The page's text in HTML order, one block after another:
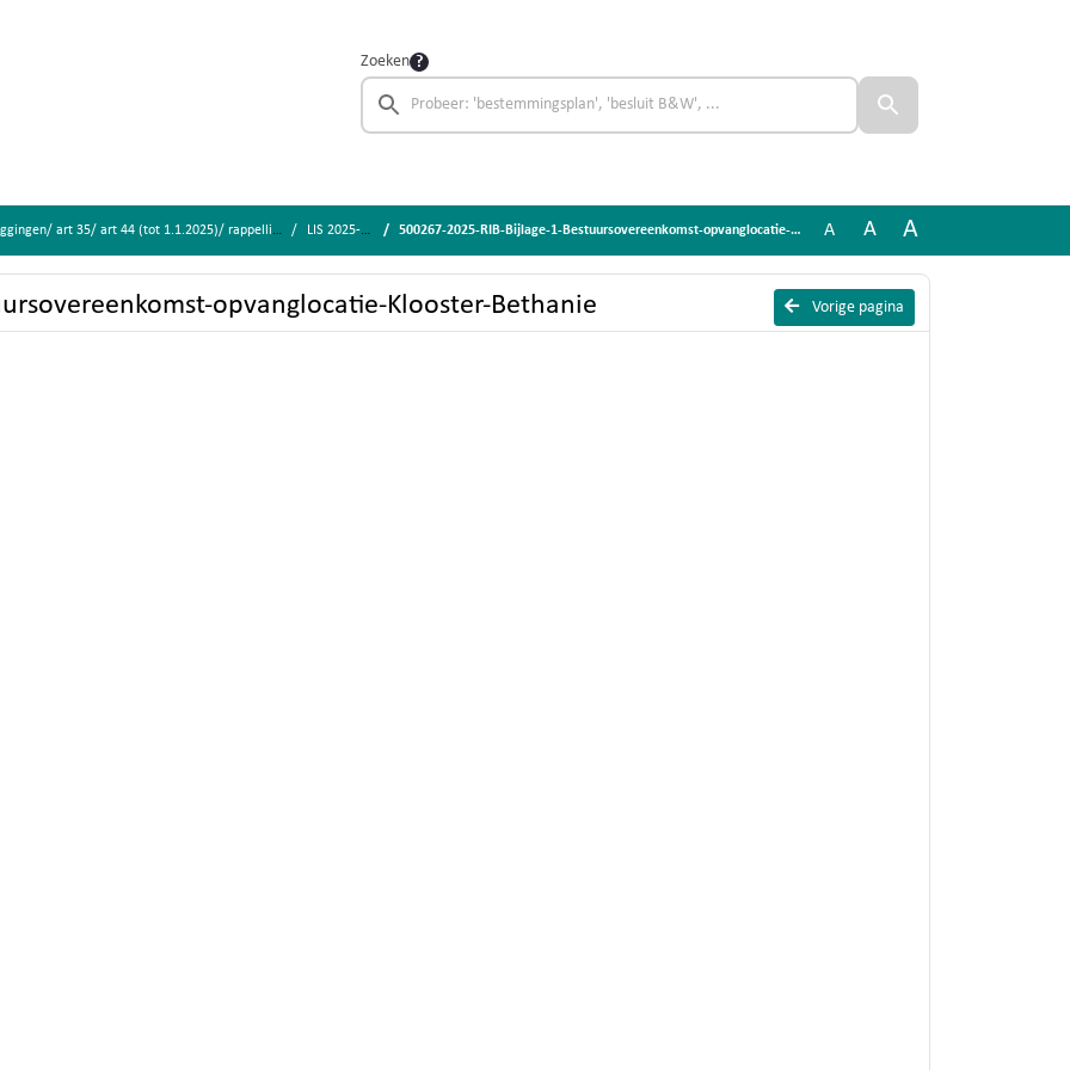
Zoeken
art 35/ art 44 (tot 1.1.2025)/ rappellijst/ amendementen LIS 2025-090 500267-2025-RIB-Bijlage-1-Bestuursovereenkomst-opvanglocatie-Klooster-Bethanie A A A
Vorige pagina
opvanglocatie-Klooster-Bethanie